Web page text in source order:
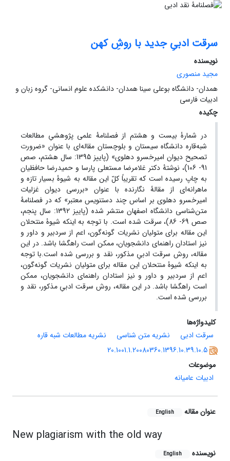
سرقت ادبیِ جدید با روشِ کهن
نویسنده
مجید منصوری
همدان- دانشگاه بوعلی سینا همدان- دانشکده علوم انسانی- گروه زبان و
ادبیات فارسی
چکیده
در شمارۀ بیست و هشتم از فصلنامۀ علمی پژوهشیِ مطالعات
شبه‌قاره دانشگاه سیستان و بلوچستان مقاله‌ای با عنوان «ضرورت
تصحیح دیوان امیرخسرو دهلوی» (پاییز 1395: سال هشتم، صص
91- 106)، نوشتۀ دکتر غلامرضا مستعلی پارسا و حمیدرضا حافظیان
به چاپ رسیده است که تقریباً کلّ این مقاله به شیوۀ بسیار تازه و
ماهرانه‌ای از مقالۀ نگارنده با عنوان «بررسی دیوان غزلیات
امیرخسرو دهلوی بر اساس چند دستنویس معتبر» که در فصلنامۀ
متن‌شناسی دانشگاه اصفهان منتشر شده (پاییز 1392: سال پنجم،
صص 69- 86)، سرقت شده است. با توجه به اینکه شیوۀ منتحلان
این مقاله برای متولیان نشریات گونه‌گون، اعم از سردبیر و داور و
نیز استادان راهنمای دانشجویان، ممکن است راهگشا باشد. در این
مقاله، روش سرقت ادبیِ مذکور، نقد و بررسی شده است.با توجه
به اینکه شیوۀ منتحلان این مقاله برای متولیان نشریات گونه‌گون،
اعم از سردبیر و داور و نیز استادان راهنمای دانشجویان، ممکن
است راهگشا باشد. در این مقاله، روش سرقت ادبیِ مذکور، نقد و
بررسی شده است.
کلیدواژه‌ها
سرقت ادبی
نشریه متن شناسی
نشریه مطالعات شبه قاره
20.1001.1.20080360.1396.10.39.10.5
موضوعات
ادبیات عامیانه
عنوان مقاله English
New plagiarism with the old way
نویسنده English